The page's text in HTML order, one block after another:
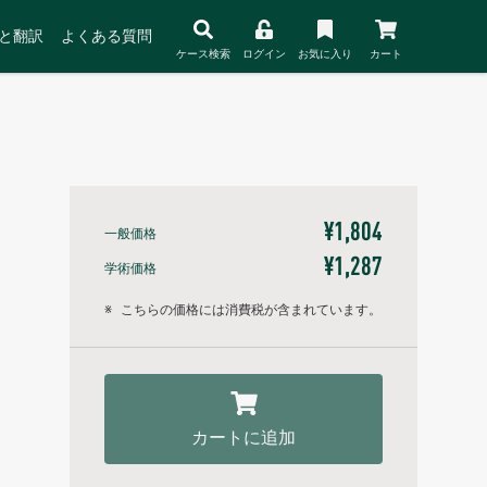
翻訳 よくある質問
ケース検索 ログイン お気に入り カート
一般価格 ¥1,804
学術価格 ¥1,287
※ こちらの価格には消費税が含まれています。
カートに追加